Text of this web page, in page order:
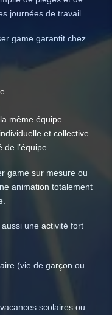
journées de travail.
game garantit chez
même équipe
et collective
l’équipe
game sur mesure ou
animation totalement
une activité fort
(vie de garçon ou
scolaires ou